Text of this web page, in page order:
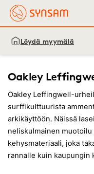
Löydä myymälä
Oakley
Oakley Leffingwell-
surffikulttuurista
arkikäyttöön. Näissä
neliskulmainen
kehysmateriaali, joka
rannalle kuin kaupungin